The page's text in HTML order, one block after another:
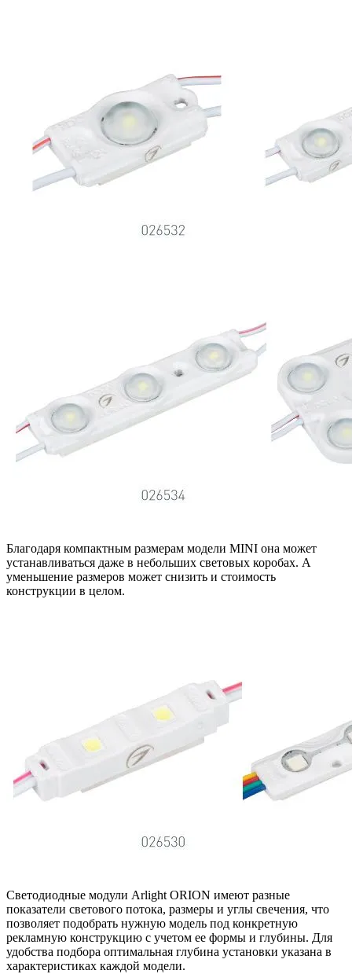
Благодаря компактным размерам модели MINI она может
устанавливаться даже в небольших световых коробах. А
уменьшение размеров может снизить и стоимость
конструкции в целом.
Светодиодные модули Arlight ORION имеют разные
показатели светового потока, размеры и углы свечения, что
позволяет подобрать нужную модель под конкретную
рекламную конструкцию с учетом ее формы и глубины. Для
удобства подбора оптимальная глубина установки указана в
характеристиках каждой модели.